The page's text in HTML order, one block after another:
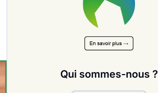
Qui sommes-nous ?